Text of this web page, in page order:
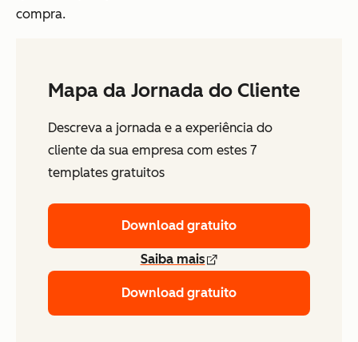
compra.
Mapa da Jornada do Cliente
Descreva a jornada e a experiência do
cliente da sua empresa com estes 7
templates gratuitos
Download gratuito
Saiba mais
Download gratuito